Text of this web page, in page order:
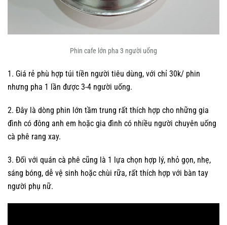
Phin cafe lớn pha 3 người uống
1. Giá rẻ phù hợp túi tiền người tiêu dùng, với chỉ 30k/ phin
nhưng pha 1 lần được 3-4 người uống.
2. Đây là dòng phin lớn tầm trung rất thích hợp cho những gia
đình có đông anh em hoặc gia đình có nhiều người chuyên uống
cà phê rang xay.
3. Đối với quán cà phê cũng là 1 lựa chọn hợp lý, nhỏ gọn, nhẹ,
sáng bóng, dễ vệ sinh hoặc chùi rữa, rất thích hợp với bàn tay
người phụ nữ.